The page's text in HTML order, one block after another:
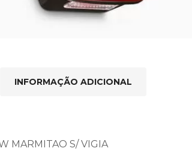
INFORMAÇÃO ADICIONAL
MARMITAO S/ VIGIA